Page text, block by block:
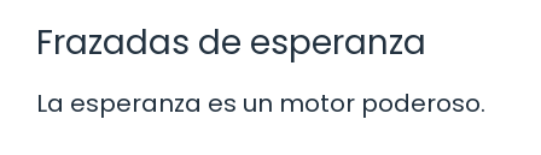
Frazadas de esperanza
La esperanza es un motor poderoso.